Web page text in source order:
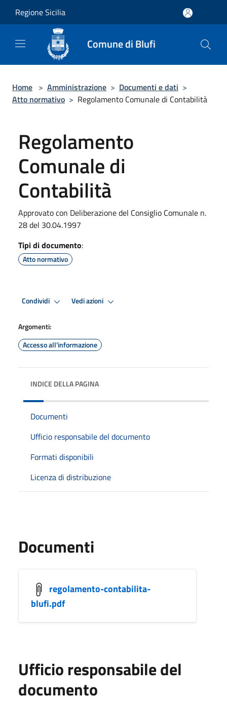
Regione Sicilia
Comune di Blufi
Home > Amministrazione > Documenti e dati >
Atto normativo > Regolamento Comunale di Contabilità
Regolamento
Comunale di
Contabilità
Approvato con Deliberazione del Consiglio Comunale n.
28 del 30.04.1997
Tipi di documento:
Atto normativo
Condividi Vedi azioni
Argomenti:
Accesso all'informazione
INDICE DELLA PAGINA
Documenti
Ufficio responsabile del documento
Formati disponibili
Licenza di distribuzione
Documenti
regolamento-contabilita-
blufi.pdf
Ufficio responsabile del
documento